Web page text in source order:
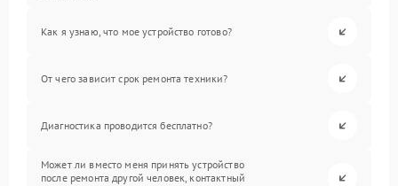
Как я узнаю, что мое устройство готово?
От чего зависит срок ремонта техники?
Диагностика проводится бесплатно?
Может ли вместо меня принять устройство
после ремонта другой человек, контактный